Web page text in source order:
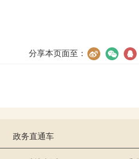
分享本页面至：
政务直通车